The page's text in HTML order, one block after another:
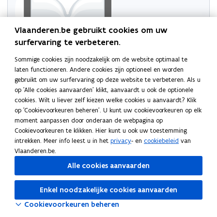
Probeer de pagina opnieuw te laden
Indien dit niet lukt, wacht even en probeer opnieuw
Vlaanderen.be gebruikt cookies om uw
surfervaring te verbeteren.
Sommige cookies zijn noodzakelijk om de website optimaal te
laten functioneren. Andere cookies zijn optioneel en worden
gebruikt om uw surfervaring op deze website te verbeteren. Als u
op 'Alle cookies aanvaarden' klikt, aanvaardt u ook de optionele
cookies. Wilt u liever zelf kiezen welke cookies u aanvaardt? Klik
op 'Cookievoorkeuren beheren'. U kunt uw cookievoorkeuren op elk
moment aanpassen door onderaan de webpagina op
Cookievoorkeuren te klikken. Hier kunt u ook uw toestemming
intrekken. Meer info leest u in het privacy- en cookiebeleid van
Vlaanderen.be.
Alle cookies aanvaarden
Enkel noodzakelijke cookies aanvaarden
Cookievoorkeuren beheren